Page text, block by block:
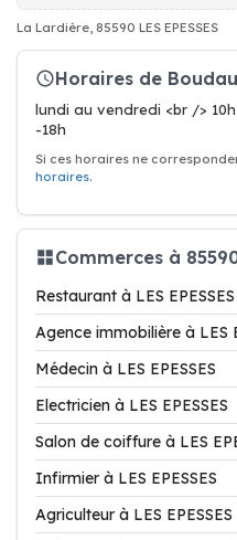
La Lardière, 85590 LES EPESSES
Horaires de
lundi au vendredi <br />
-18h
Si ces horaires ne
horaires.
Commerces à 85590
Restaurant à LES EPESSES
Agence immobilière à LES
Médecin à LES EPESSES
Electricien à LES EPESSES
Salon de coiffure à LES
Infirmier à LES EPESSES
Agriculteur à LES EPESSES